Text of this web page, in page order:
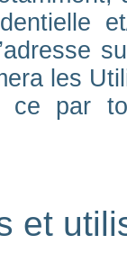
les
par
et